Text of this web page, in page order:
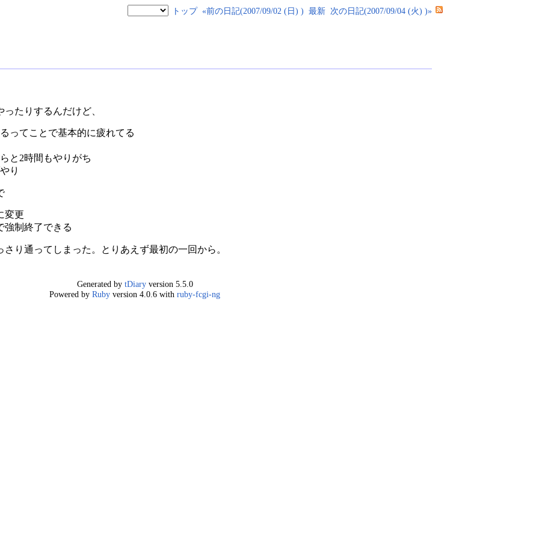
トップ «前の日記(2007/09/02 (日) ) 最新 次の日記(2007/09/04 (火) )»
たりするんだけど、
ってことで基本的に疲れてる
と2時間もやりがち
り
変更
強制終了できる
り通ってしまった。とりあえず最初の一回から。
Generated by tDiaryversion 5.5.0
Powered by Ruby version 4.0.6 with ruby-fcgi-ng